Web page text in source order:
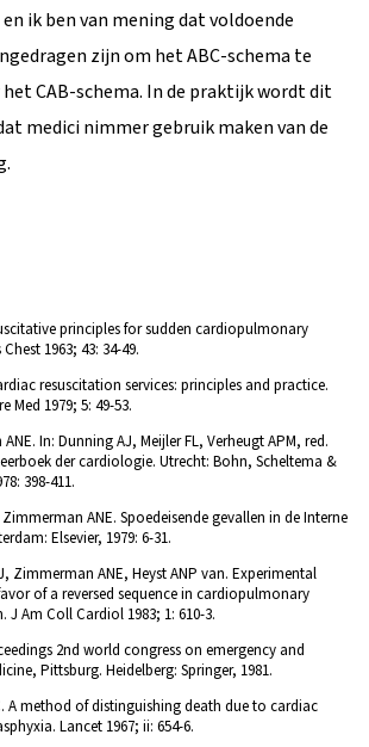
ik ben van mening dat voldoende
zijn om het ABC-schema te
CAB-schema. In de praktijk wordt dit
medici nimmer gebruik maken van de
principles for sudden cardiopulmonary
1963; 43: 34-49.
resuscitation services: principles and practice.
Med 1979; 5: 49-53.
In: Dunning AJ, Meijler FL, Verheugt APM, red.
der cardiologie. Utrecht: Bohn, Scheltema &
398-411.
ANE. Spoedeisende gevallen in de Interne
Elsevier, 1979: 6-31.
Zimmerman ANE, Heyst ANP van. Experimental
of a reversed sequence in cardiopulmonary
J Am Coll Cardiol 1983; 1: 610-3.
2nd world congress on emergency and
Pittsburg. Heidelberg: Springer, 1981.
A method of distinguishing death due to cardiac
Lancet 1967; ii: 654-6.